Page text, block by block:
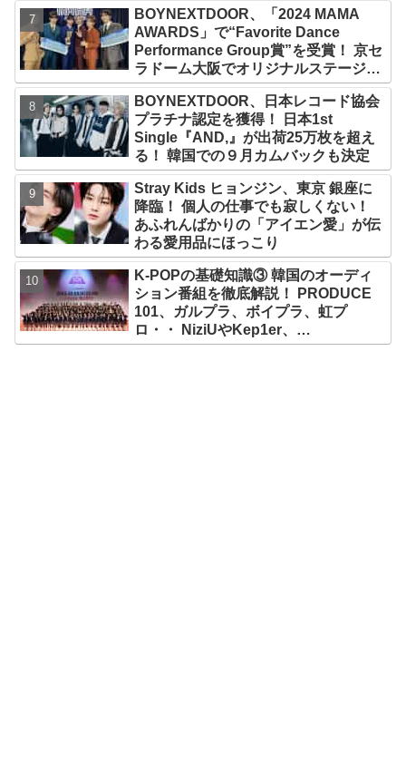
BOYNEXTDOOR、「2024 MAMA
AWARDS」で“Favorite Dance
Performance Group賞”を受賞！ 京セ
ラドーム大阪でオリジナルステージパ
フォーマンス披露！ 卒業パーティーを
コンセプトにスーツで魅了【動画あ
り】
BOYNEXTDOOR、日本レコード協会
プラチナ認定を獲得！ 日本1st
Single『AND,』が出荷25万枚を超え
る！ 韓国での９月カムバックも決定
Stray Kids ヒョンジン、東京 銀座に
降臨！ 個人の仕事でも寂しくない！
あふれんばかりの「アイエン愛」が伝
わる愛用品にほっこり
K-POPの基礎知識③ 韓国のオーディ
ション番組を徹底解説！ PRODUCE
101、ガルプラ、ボイプラ、虹プ
ロ・・ NiziUやKep1er、
ZEROBASEONEら人気グループが